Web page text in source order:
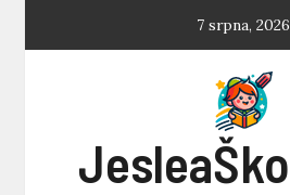
7 srpna, 2026